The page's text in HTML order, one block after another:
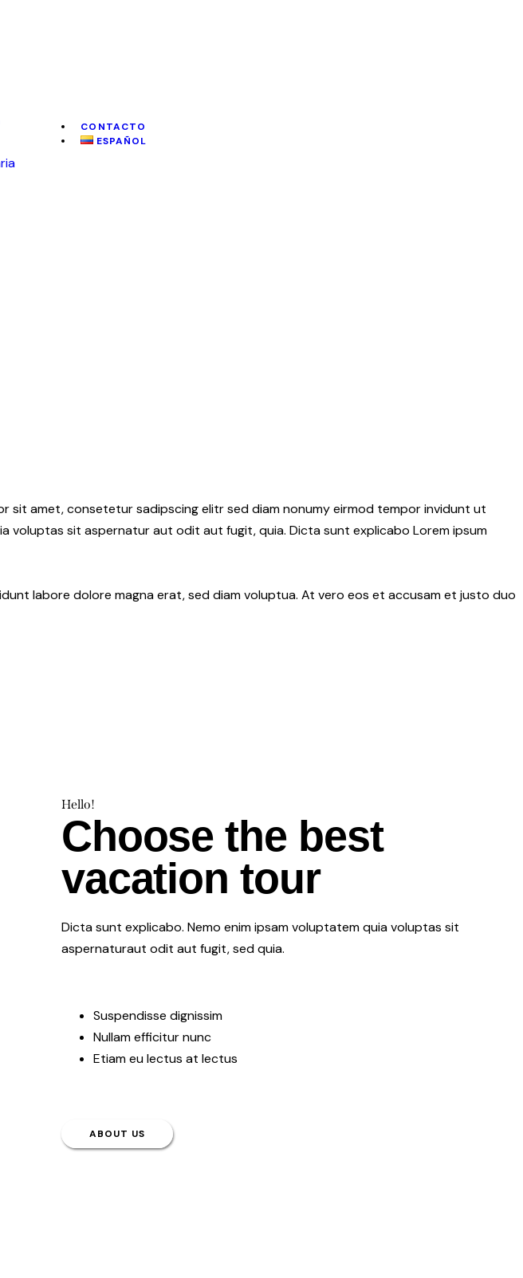
CONTACTO
ESPAÑOL
sit amet, consetetur sadipscing elitr sed diam nonumy eirmod tempor invidunt ut
voluptas sit aspernatur aut odit aut fugit, quia. Dicta sunt explicabo Lorem ipsum
labore dolore magna erat, sed diam voluptua. At vero eos et accusam et justo duo
Hello!
Choose the best
vacation tour
Dicta sunt explicabo. Nemo enim ipsam voluptatem quia voluptas sit
aspernaturaut odit aut fugit, sed quia.
Suspendisse dignissim
Nullam efficitur nunc
Etiam eu lectus at lectus
ABOUT US